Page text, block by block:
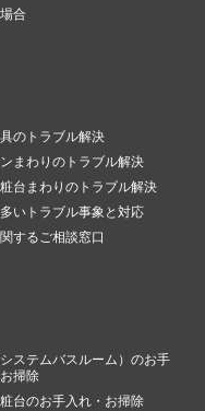
合
のトラブル解決
まわりのトラブル解決
台まわりのトラブル解決
いトラブル事象と対応
するご相談窓口
ステムバスルーム）のお手
掃除
台のお手入れ・お掃除